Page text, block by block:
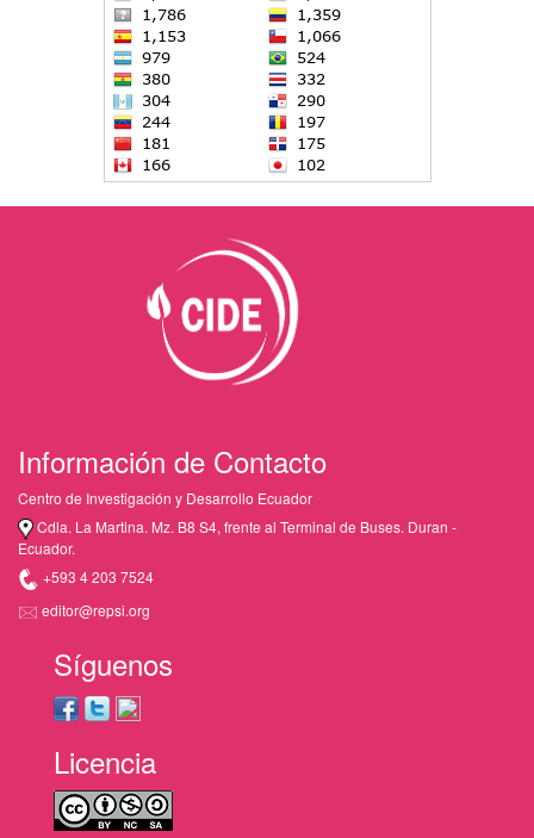
Información de Contacto
Centro de Investigación y Desarrollo Ecuador
Cdla. La Martina. Mz. B8 S4, frente al Terminal de Buses. Duran -
Ecuador.
+593 4 203 7524
editor@repsi.org
Síguenos
Licencia